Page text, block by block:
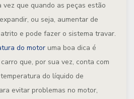
vez que quando as peças estão
ou seja, aumentar de
e pode fazer o sistema travar.
do motor uma boa dica é
que, por sua vez, conta com
do líquido de
evitar problemas no motor,